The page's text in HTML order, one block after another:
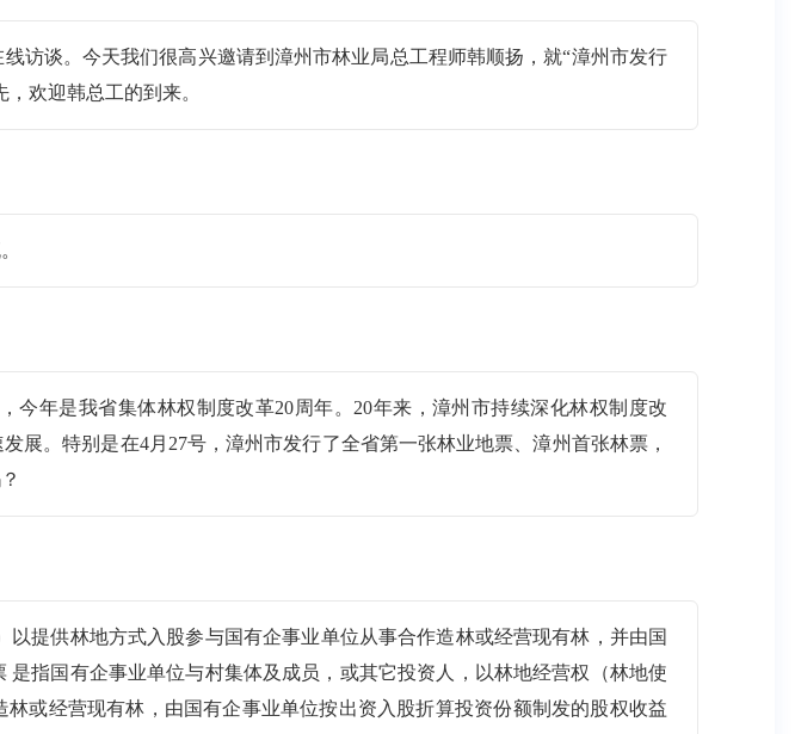
访谈。今天我们很高兴邀请到漳州市林业局总工程师韩顺扬，就“漳州市发行
欢迎韩总工的到来。
年是我省集体林权制度改革20周年。20年来，漳州市持续深化林权制度改
。特别是在4月27号，漳州市发行了全省第一张林业地票、漳州首张林票，
提供林地方式入股参与国有企事业单位从事合作造林或经营现有林，并由国
指国有企事业单位与村集体及成员，或其它投资人，以林地经营权（林地使
或经营现有林，由国有企事业单位按出资入股折算投资份额制发的股权收益